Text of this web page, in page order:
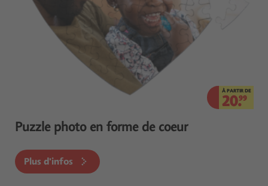
À PARTIR DE
20.99
Puzzle photo en forme de coeur
Plus d'infos